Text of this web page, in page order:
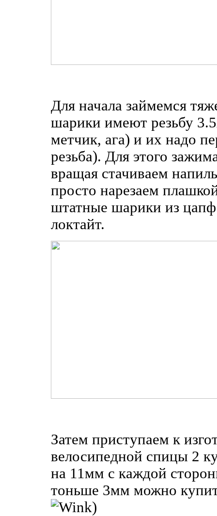
Для начала займемся
шарики имеют резьбу
метчик, ага) и их надо
резьба). Для этого
вращая стачиваем
просто нарезаем
штатные шарики из
локтайт.
Затем приступаем к
велосипедной спицы 2
на 11мм с каждой
тоньше 3мм можно
)